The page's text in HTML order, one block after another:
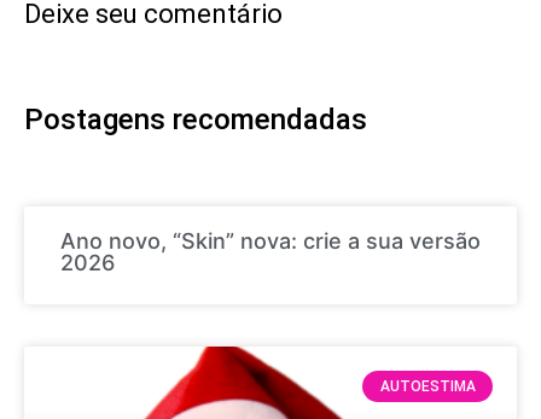
Deixe seu comentário
Postagens recomendadas
Ano novo, “Skin” nova: crie a sua versão
2026
AUTOESTIMA